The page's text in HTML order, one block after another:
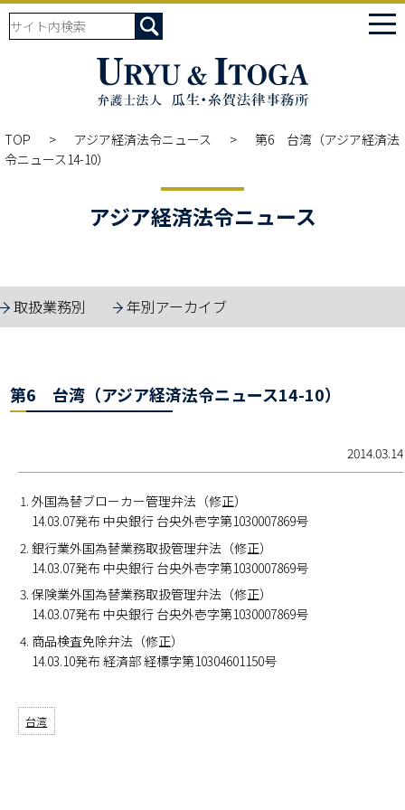
TOP アジア経済法令ニュース
第6 台湾（アジア経済法
令ニュース14-10）
アジア経済法令ニュース
取扱業務別 年別アーカイブ
第6 台湾（アジア経済法令ニュース14-10）
2014.03.14
外国為替ブローカー管理弁法（修正）
14.03.07発布 中央銀行 台央外壱字第1030007869号
銀行業外国為替業務取扱管理弁法（修正）
14.03.07発布 中央銀行 台央外壱字第1030007869号
保険業外国為替業務取扱管理弁法（修正）
14.03.07発布 中央銀行 台央外壱字第1030007869号
商品検査免除弁法（修正）
14.03.10発布 経済部 経標字第10304601150号
台湾